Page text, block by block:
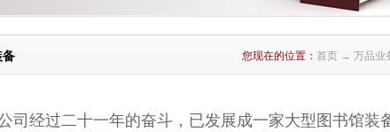
您现在的位置： 首页 → 万品业
备
经过二十一年的奋斗，已发展成一家大型图书馆装